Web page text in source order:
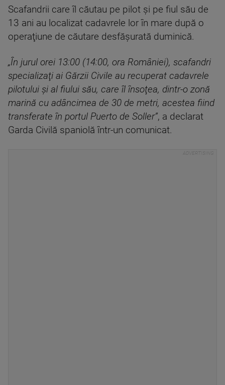
Scafandrii care îl căutau pe pilot şi pe fiul său de
13 ani au localizat cadavrele lor în mare după o
operaţiune de căutare desfăşurată duminică.
„În jurul orei 13:00 (14:00, ora României), scafandri
specializaţi ai Gărzii Civile au recuperat cadavrele
pilotului şi al fiului său, care îl însoţea, dintr-o zonă
marină cu adâncimea de 30 de metri, acestea fiind
transferate în portul Puerto de Soller”, a declarat
Garda Civilă spaniolă într-un comunicat.